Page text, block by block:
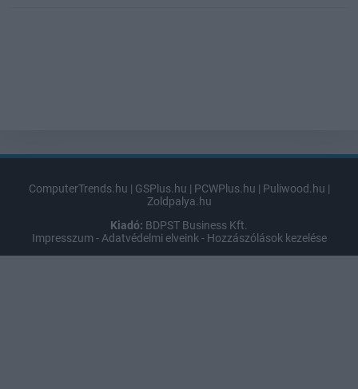
ComputerTrends.hu | GSPlus.hu | PCWPlus.hu | Puliwood.hu |
Zoldpalya.hu
Kiadó: BDPST Business Kft.
Impresszum - Adatvédelmi elveink - Hozzászólások kezelése